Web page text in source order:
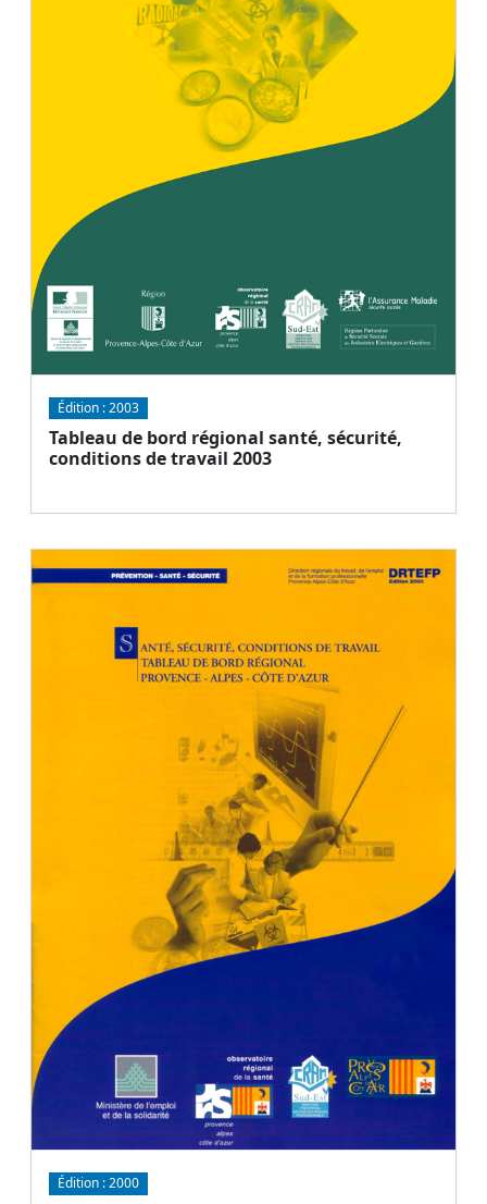
Édition :2003
Tableau de bord régional santé, sécurité,
conditions de travail 2003
DocumentTélécharger
Édition :2000